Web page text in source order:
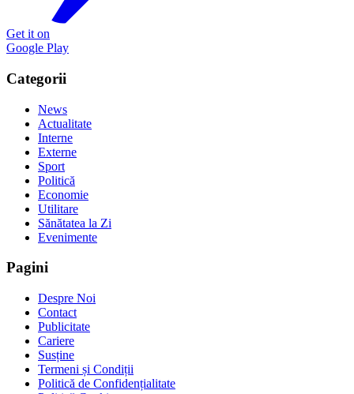
Get it on
Google Play
Categorii
News
Actualitate
Interne
Externe
Sport
Politică
Economie
Utilitare
Sănătatea la Zi
Evenimente
Pagini
Despre Noi
Contact
Publicitate
Cariere
Susține
Termeni și Condiții
Politică de Confidențialitate